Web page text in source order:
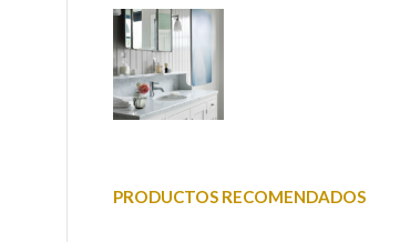
Apliques Art
Decó
PRODUCTOS RECOMENDADOS